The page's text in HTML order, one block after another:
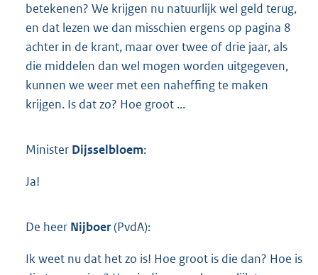
betekenen? We krijgen nu natuurlijk wel geld terug,
en dat lezen we dan misschien ergens op pagina 8
achter in de krant, maar over twee of drie jaar, als
die middelen dan wel mogen worden uitgegeven,
kunnen we weer met een naheffing te maken
krijgen. Is dat zo? Hoe groot ...
Minister Dijsselbloem:
Ja!
De heer Nijboer(PvdA):
Ik weet nu dat het zo is! Hoe groot is die dan? Hoe is